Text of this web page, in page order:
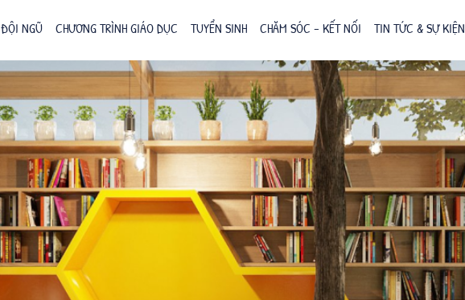
ĐỘI NGŨ CHƯƠNG TRÌNH GIÁO DỤC TUYỂN SINH CHĂM SÓC – KẾT NỐI TIN TỨC & SỰ KIỆN